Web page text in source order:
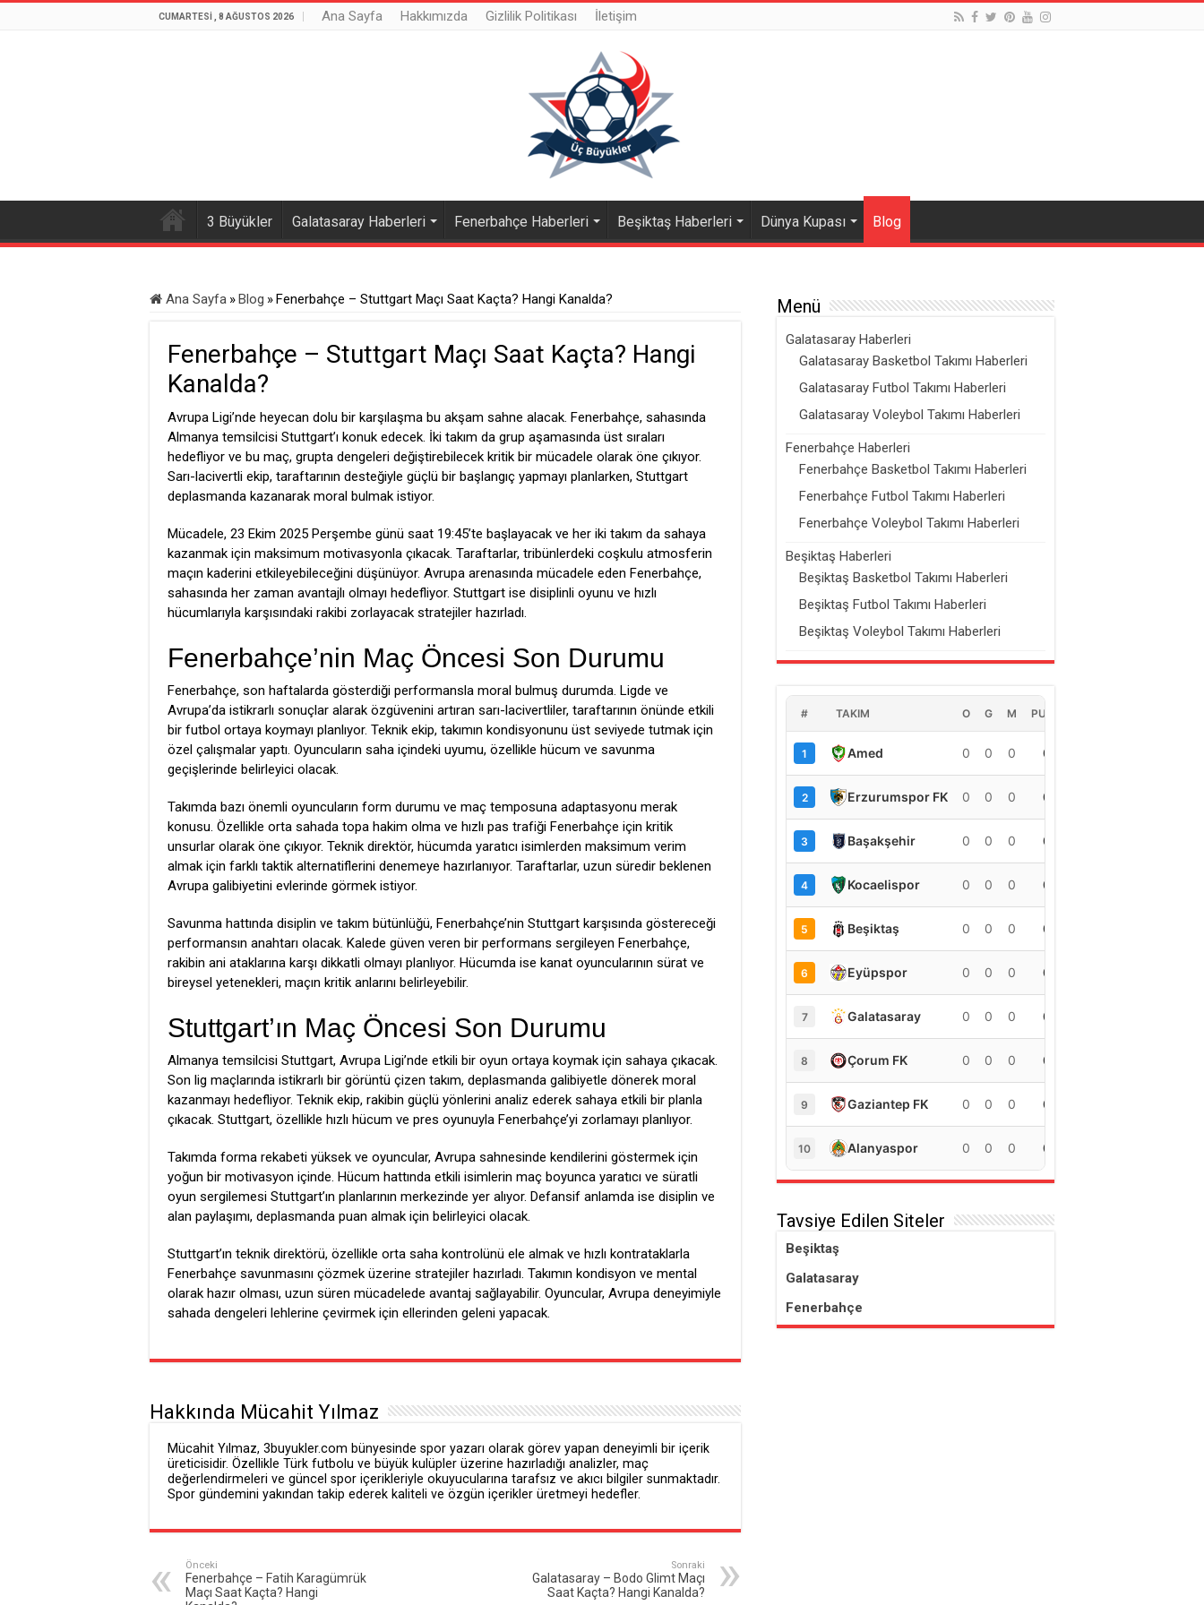
CUMARTESI , 8 AĞUSTOS 2026 Ana Sayfa Hakkımızda Gizlilik Politikası İletişim
3 Büyükler Galatasaray Haberleri Fenerbahçe Haberleri Beşiktaş Haberleri Dünya Kupası Blog
Ana Sayfa »Blog »Fenerbahçe – Stuttgart Maçı Saat Kaçta? Hangi Kanalda?
Fenerbahçe – Stuttgart Maçı Saat Kaçta? Hangi
Kanalda?
Avrupa Ligi’nde heyecan dolu bir karşılaşma bu akşam sahne alacak. Fenerbahçe, sahasında
Almanya temsilcisi Stuttgart’ı konuk edecek. İki takım da grup aşamasında üst sıraları
hedefliyor ve bu maç, grupta dengeleri değiştirebilecek kritik bir mücadele olarak öne çıkıyor.
Sarı-lacivertli ekip, taraftarının desteğiyle güçlü bir başlangıç yapmayı planlarken, Stuttgart
deplasmanda kazanarak moral bulmak istiyor.
Mücadele, 23 Ekim 2025 Perşembe günü saat 19:45’te başlayacak ve her iki takım da sahaya
kazanmak için maksimum motivasyonla çıkacak. Taraftarlar, tribünlerdeki coşkulu atmosferin
maçın kaderini etkileyebileceğini düşünüyor. Avrupa arenasında mücadele eden Fenerbahçe,
sahasında her zaman avantajlı olmayı hedefliyor. Stuttgart ise disiplinli oyunu ve hızlı
hücumlarıyla karşısındaki rakibi zorlayacak stratejiler hazırladı.
Fenerbahçe’nin Maç Öncesi Son Durumu
Fenerbahçe, son haftalarda gösterdiği performansla moral bulmuş durumda. Ligde ve
Avrupa’da istikrarlı sonuçlar alarak özgüvenini artıran sarı-lacivertliler, taraftarının önünde etkili
bir futbol ortaya koymayı planlıyor. Teknik ekip, takımın kondisyonunu üst seviyede tutmak için
özel çalışmalar yaptı. Oyuncuların saha içindeki uyumu, özellikle hücum ve savunma
geçişlerinde belirleyici olacak.
Takımda bazı önemli oyuncuların form durumu ve maç temposuna adaptasyonu merak
konusu. Özellikle orta sahada topa hakim olma ve hızlı pas trafiği Fenerbahçe için kritik
unsurlar olarak öne çıkıyor. Teknik direktör, hücumda yaratıcı isimlerden maksimum verim
almak için farklı taktik alternatiflerini denemeye hazırlanıyor. Taraftarlar, uzun süredir beklenen
Avrupa galibiyetini evlerinde görmek istiyor.
Savunma hattında disiplin ve takım bütünlüğü, Fenerbahçe’nin Stuttgart karşısında göstereceği
performansın anahtarı olacak. Kalede güven veren bir performans sergileyen Fenerbahçe,
rakibin ani ataklarına karşı dikkatli olmayı planlıyor. Hücumda ise kanat oyuncularının sürat ve
bireysel yetenekleri, maçın kritik anlarını belirleyebilir.
Stuttgart’ın Maç Öncesi Son Durumu
Almanya temsilcisi Stuttgart, Avrupa Ligi’nde etkili bir oyun ortaya koymak için sahaya çıkacak.
Son lig maçlarında istikrarlı bir görüntü çizen takım, deplasmanda galibiyetle dönerek moral
kazanmayı hedefliyor. Teknik ekip, rakibin güçlü yönlerini analiz ederek sahaya etkili bir planla
çıkacak. Stuttgart, özellikle hızlı hücum ve pres oyunuyla Fenerbahçe’yi zorlamayı planlıyor.
Takımda forma rekabeti yüksek ve oyuncular, Avrupa sahnesinde kendilerini göstermek için
yoğun bir motivasyon içinde. Hücum hattında etkili isimlerin maç boyunca yaratıcı ve süratli
oyun sergilemesi Stuttgart’ın planlarının merkezinde yer alıyor. Defansif anlamda ise disiplin ve
alan paylaşımı, deplasmanda puan almak için belirleyici olacak.
Stuttgart’ın teknik direktörü, özellikle orta saha kontrolünü ele almak ve hızlı kontrataklarla
Fenerbahçe savunmasını çözmek üzerine stratejiler hazırladı. Takımın kondisyon ve mental
olarak hazır olması, uzun süren mücadelede avantaj sağlayabilir. Oyuncular, Avrupa deneyimiyle
sahada dengeleri lehlerine çevirmek için ellerinden geleni yapacak.
Hakkında Mücahit Yılmaz
Mücahit Yılmaz, 3buyukler.com bünyesinde spor yazarı olarak görev yapan deneyimli bir içerik
üreticisidir. Özellikle Türk futbolu ve büyük kulüpler üzerine hazırladığı analizler, maç
değerlendirmeleri ve güncel spor içerikleriyle okuyucularına tarafsız ve akıcı bilgiler sunmaktadır.
Spor gündemini yakından takip ederek kaliteli ve özgün içerikler üretmeyi hedefler.
Önceki
Fenerbahçe – Fatih Karagümrük
Maçı Saat Kaçta? Hangi
Sonraki
Galatasaray – Bodo Glimt Maçı
Saat Kaçta? Hangi Kanalda?
Menü
Galatasaray Haberleri
Galatasaray Basketbol Takımı Haberleri
Galatasaray Futbol Takımı Haberleri
Galatasaray Voleybol Takımı Haberleri
Fenerbahçe Haberleri
Fenerbahçe Basketbol Takımı Haberleri
Fenerbahçe Futbol Takımı Haberleri
Fenerbahçe Voleybol Takımı Haberleri
Beşiktaş Haberleri
Beşiktaş Basketbol Takımı Haberleri
Beşiktaş Futbol Takımı Haberleri
Beşiktaş Voleybol Takımı Haberleri
# TAKIM O G M PUAN
1 Amed 0 0 0 0
2 Erzurumspor FK 0 0 0 0
3 Başakşehir 0 0 0 0
4 Kocaelispor 0 0 0 0
5 Beşiktaş 0 0 0 0
6 Eyüpspor 0 0 0 0
7 Galatasaray 0 0 0 0
8 Çorum FK 0 0 0 0
9 Gaziantep FK 0 0 0 0
10 Alanyaspor 0 0 0 0
Tavsiye Edilen Siteler
Beşiktaş
Galatasaray
Fenerbahçe